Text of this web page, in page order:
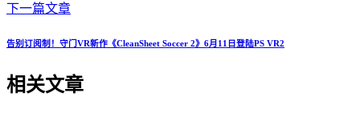
下一篇文章
告别订阅制！守门VR新作《CleanSheet Soccer 2》6月11日登陆PS VR2
相关文章